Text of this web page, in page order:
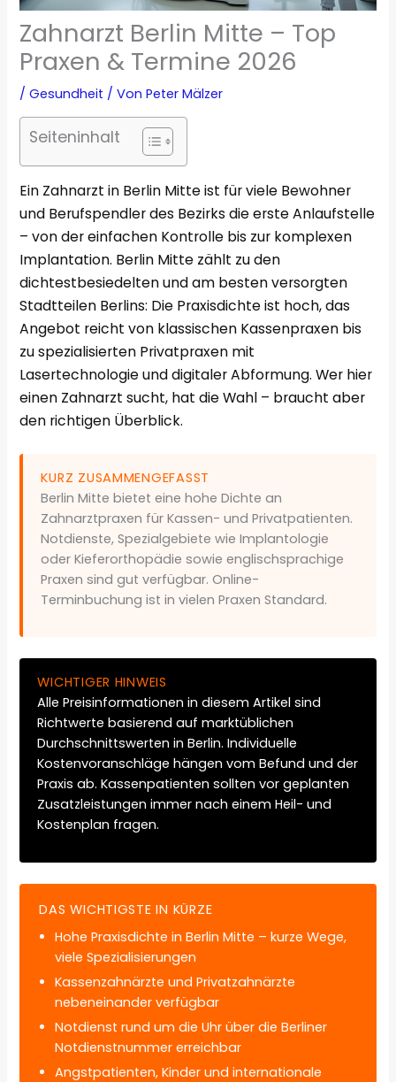
Zahnarzt Berlin Mitte – Top
Praxen & Termine 2026
/Gesundheit / VonPeter Mälzer
Seiteninhalt
Ein Zahnarzt in Berlin Mitte ist für viele Bewohner
und Berufspendler des Bezirks die erste Anlaufstelle
– von der einfachen Kontrolle bis zur komplexen
Implantation. Berlin Mitte zählt zu den
dichtestbesiedelten und am besten versorgten
Stadtteilen Berlins: Die Praxisdichte ist hoch, das
Angebot reicht von klassischen Kassenpraxen bis
zu spezialisierten Privatpraxen mit
Lasertechnologie und digitaler Abformung. Wer hier
einen Zahnarzt sucht, hat die Wahl – braucht aber
den richtigen Überblick.
KURZ ZUSAMMENGEFASST
Berlin Mitte bietet eine hohe Dichte an
Zahnarztpraxen für Kassen- und Privatpatienten.
Notdienste, Spezialgebiete wie Implantologie
oder Kieferorthopädie sowie englischsprachige
Praxen sind gut verfügbar. Online-
Terminbuchung ist in vielen Praxen Standard.
WICHTIGER HINWEIS
Alle Preisinformationen in diesem Artikel sind
Richtwerte basierend auf marktüblichen
Durchschnittswerten in Berlin. Individuelle
Kostenvoranschläge hängen vom Befund und der
Praxis ab. Kassenpatienten sollten vor geplanten
Zusatzleistungen immer nach einem Heil- und
Kostenplan fragen.
DAS WICHTIGSTE IN KÜRZE
Hohe Praxisdichte in Berlin Mitte – kurze Wege,
viele Spezialisierungen
Kassenzahnärzte und Privatzahnärzte
nebeneinander verfügbar
Notdienst rund um die Uhr über die Berliner
Notdienstnummer erreichbar
Angstpatienten, Kinder und internationale